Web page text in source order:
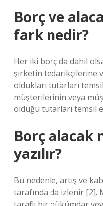
Borç ve
fark nedir?
Her iki borç da dahil
şirketin tedarikçilerine
oldukları tutarları
müşterilerinin veya
olduğu tutarları temsil
Borç alacak
yazılır?
Bu nedenle, artış ve
tarafında da izlenir [2].